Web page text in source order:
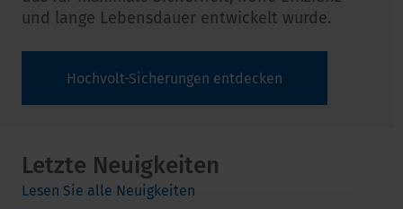
und lange Lebensdauer entwickelt wurde.
Hochvolt-Sicherungen entdecken
Letzte Neuigkeiten
Lesen Sie alle Neuigkeiten